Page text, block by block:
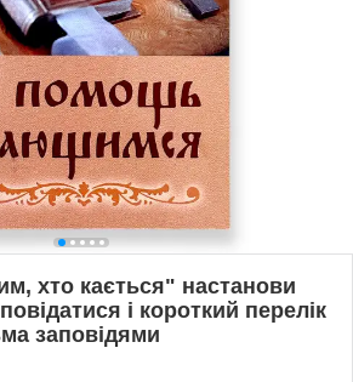
хто кається" настанови
і короткий перелік
заповідями